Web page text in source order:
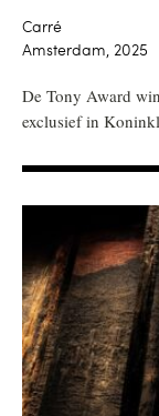
Carré
Amsterdam, 2025
De Tony Award
exclusief in